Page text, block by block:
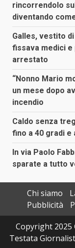
rincorrendolo
diventando
Galles, vestito
fissava medici e
arrestato
“Nonno Mario
un mese dopo
incendio
Caldo senza
fino a 40 gradi e
In via Paolo
sparate a tutto
Chi siamo
Pubblicità
Copyright 2025
Testata